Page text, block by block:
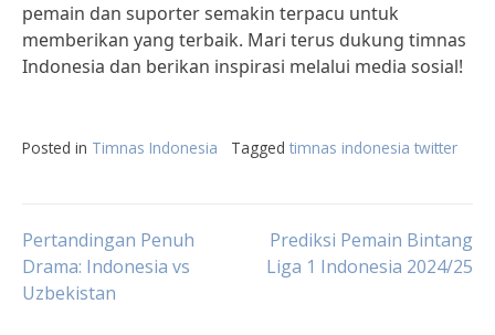
pemain dan suporter semakin terpacu untuk
memberikan yang terbaik. Mari terus dukung timnas
Indonesia dan berikan inspirasi melalui media sosial!
Posted in Timnas Indonesia Tagged timnas indonesia twitter
Post
navigation
Pertandingan Penuh
Drama: Indonesia vs
Uzbekistan
Prediksi Pemain Bintang
Liga 1 Indonesia 2024/25